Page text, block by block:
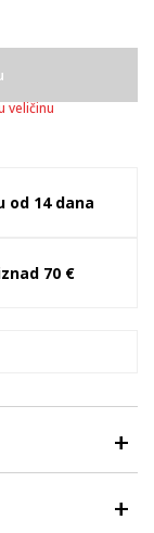
veličinu
od 14 dana
70 €